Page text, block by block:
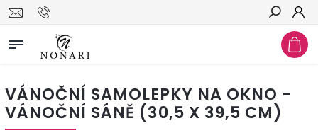
Hledat
VÁNOČNÍ SAMOLEPKY NA OKNO -
VÁNOČNÍ SÁNĚ (30,5 X 39,5 CM)